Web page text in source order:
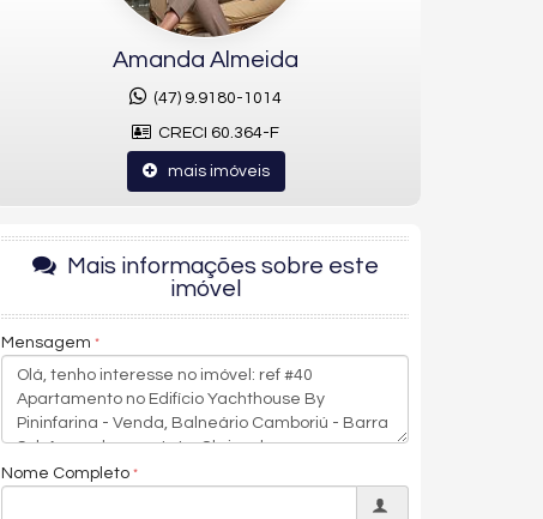
Amanda Almeida
(47) 9.9180-1014
CRECI 60.364-F
mais imóveis
Mais informações sobre este
imóvel
Mensagem
Nome Completo